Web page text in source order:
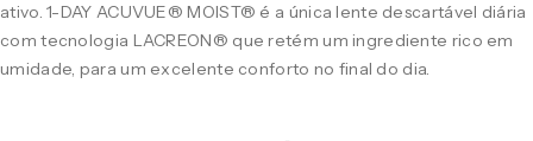
ativo. 1-DAY ACUVUE® MOIST® é a única lente descartável diária
com tecnologia LACREON® que retém um ingrediente rico em
umidade, para um excelente conforto no final do dia.